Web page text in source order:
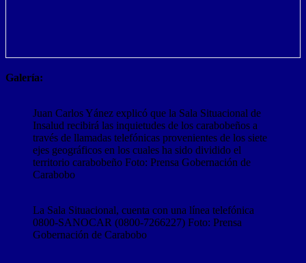
Galería:
Juan Carlos Yánez explicó que la Sala Situacional de
Insalud recibirá las inquietudes de los carabobeños a
través de llamadas telefónicas provenientes de los siete
ejes geográficos en los cuales ha sido dividido el
territorio carabobeño Foto: Prensa Gobernación de
Carabobo
La Sala Situacional, cuenta con una línea telefónica
0800-SANOCAR (0800-7266227) Foto: Prensa
Gobernación de Carabobo